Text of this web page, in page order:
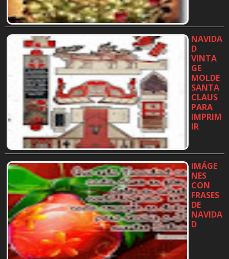
NAVIDA
D
VINTA
GE
MOLDE
SANTA
CLAUS
PARA
IMPRIM
IR
IMÁGE
NES
CON
FRASES
DE
NAVIDA
D